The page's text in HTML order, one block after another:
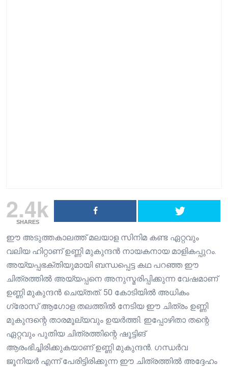
2.4k
SHARES
ഈ അടുത്തകാലത്ത് മലയാള സിനിമ കണ്ട ഏറ്റവും
വലിയ ഹിറ്റാണ് ഉണ്ണി മുകുന്ദൻ നായകനായ മാളികപ്പുറം.
അയ്യപ്പഭക്തിയുമായി ബന്ധപ്പെട്ട കഥ പറഞ്ഞ ഈ
ചിത്രത്തിൽ അയ്യപ്പനെ അനുസ്മരിപ്പിക്കുന്ന വേഷമാണ്
ഉണ്ണി മുകുന്ദൻ ചെയ്തത്. 50 കോടിയിൽ അധികം
ഗ്രോസ് ആഗോള തലത്തിൽ നേടിയ ഈ ചിത്രം ഉണ്ണി
മുകുന്ദന്റെ താരമൂല്യവും ഉയർത്തി. ഇപ്പോഴിതാ തന്റെ
ഏറ്റവും പുതിയ ചിത്രത്തിന്റെ ഷൂട്ടിങ്
ആരംഭിച്ചിരിക്കുകയാണ് ഉണ്ണി മുകുന്ദൻ. ഗന്ധർവ
ജൂനിയർ എന്ന് പേരിട്ടിരിക്കുന്ന ഈ ചിത്രത്തിൽ അദ്ദേഹം